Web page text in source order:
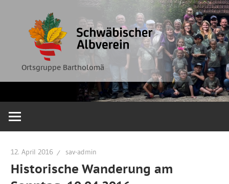
springen
Ortsgruppe Bartholomä
Albverein
Ortsgruppe
Bartholomä
12. April 2016 sav-admin
Historische Wanderung am